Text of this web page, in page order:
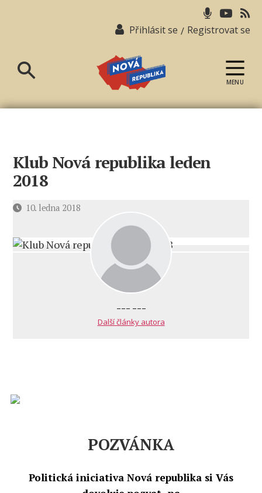
Přihlásit se / Registrovat se
republika
MENU
Klub Nová republika leden
2018
Datum10. ledna 2018
--- ---
Další články autora
POZVÁNKA
Politická iniciativa Nová republika si Vás